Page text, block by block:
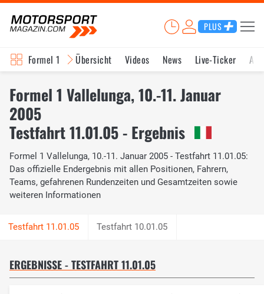
PLUS
Formel 1 Übersicht Videos News Live-Ticker
Formel 1 Vallelunga, 10.-11. Januar
2005
Testfahrt 11.01.05 - Ergebnis
Formel 1 Vallelunga, 10.-11. Januar 2005 - Testfahrt 11.01.05:
Das offizielle Endergebnis mit allen Positionen, Fahrern,
Teams, gefahrenen Rundenzeiten und Gesamtzeiten sowie
weiteren Informationen
Testfahrt 10.01.05
ERGEBNISSE - TESTFAHRT 11.01.05